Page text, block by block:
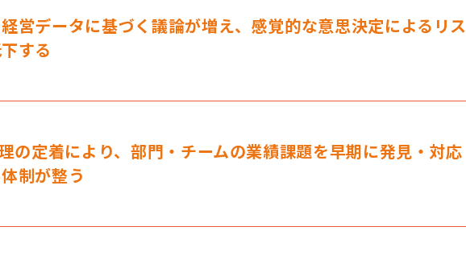
営データに基づく議論が増え、感覚的な意思決定によるリス
する
の定着により、部門・チームの業績課題を早期に発見・対応
制が整う